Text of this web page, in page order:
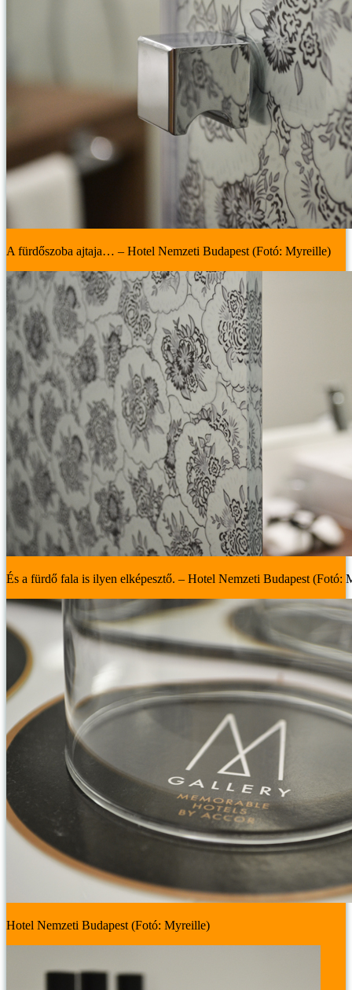
A fürdőszoba ajtaja… – Hotel Nemzeti Budapest (Fotó: Myreille)
És a fürdő fala is ilyen elképesztő. – Hotel Nemzeti Budapest (Fotó:
Hotel Nemzeti Budapest (Fotó: Myreille)